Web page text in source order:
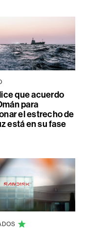
que acuerdo
para
el estrecho de
está en su fase